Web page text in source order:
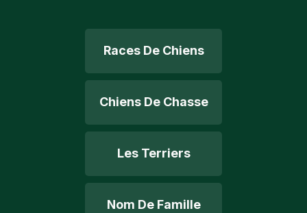
Races De Chiens
Chiens De Chasse
Les Terriers
Nom De Famille